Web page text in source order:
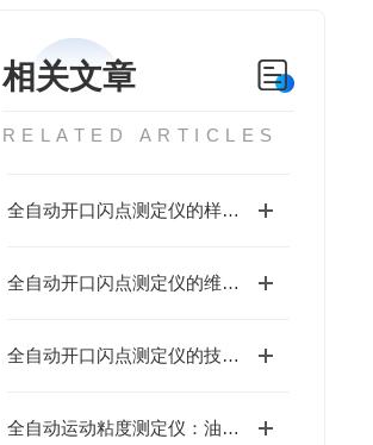
相关文章
RELATED ARTICLES
全自动开口闪点测定仪的样品处理系统优化
全自动开口闪点测定仪的维护与保养
全自动开口闪点测定仪的技术特点
全自动运动粘度测定仪：油品流变性能标准化检测核心设备